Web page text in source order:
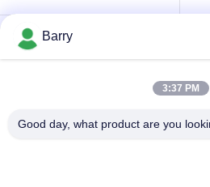
Tenda il
Moltiplicatore di
pressione
Valvola a sfera
Barry
3:37 PM
Good day, what product are you